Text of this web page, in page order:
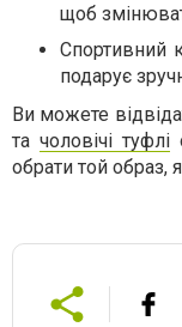
щоб
Спортивний
подарує
Ви можете
та чоловічі туфлі
обрати той образ,